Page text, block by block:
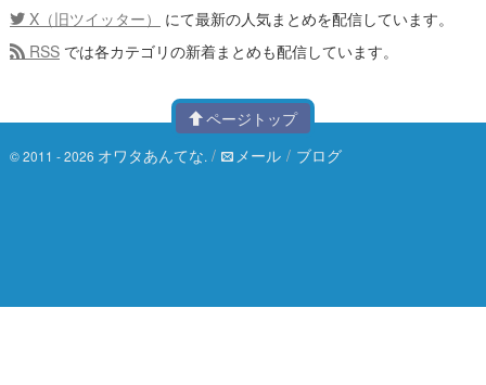
X（旧ツイッター）
にて最新の人気まとめを配信しています。
RSS では各カテゴリの新着まとめも配信しています。
ページトップ
© 2011 - 2026 オワタあんてな. / メール / ブログ